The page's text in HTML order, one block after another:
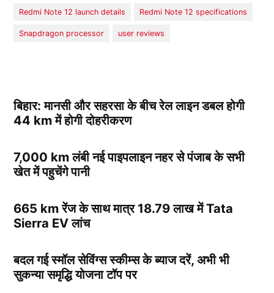
Redmi Note 12 launch details Redmi Note 12 specifications
Snapdragon processor user reviews
बिहार: मानसी और सहरसा के बीच रेल लाइन डबल होगी
44 km में होगी दोहरीकरण
7,000 km लंबी नई पाइपलाइन नहर से पंजाब के सभी
खेत में पहुचेंगे पानी
665 km रेंज के साथ मात्र 18.79 लाख में Tata
Sierra EV लांच
बदल गई स्मॉल सेविंग्स स्कीम्स के ब्याज दरें, अभी भी
सुकन्या समृद्धि योजना टॉप पर